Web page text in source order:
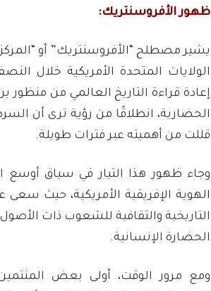
ظهور الأفروسنتريك:
يشير مصطلح “الأفروسنتريك” أو
الولايات المتحدة الأمريكية خلال
إعادة قراءة التاريخ العالمي من منظور
الحضارية، انطلاقًا من رؤية ترى أن
قللت من أهميته عبر فترات طويلة.
وجاء ظهور هذا التيار في سياق أوسع
الهوية الإفريقية الأمريكية، حيث سعى
التاريخية والثقافية للشعوب ذات الأصول
الحضارة الإنسانية.
ومع مرور الوقت، أولى بعض